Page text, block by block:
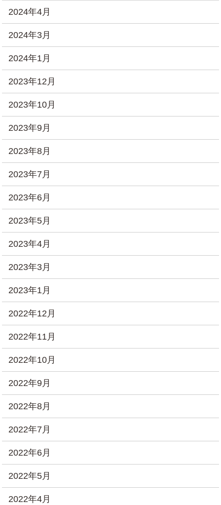
2024年4月
2024年3月
2024年1月
2023年12月
2023年10月
2023年9月
2023年8月
2023年7月
2023年6月
2023年5月
2023年4月
2023年3月
2023年1月
2022年12月
2022年11月
2022年10月
2022年9月
2022年8月
2022年7月
2022年6月
2022年5月
2022年4月